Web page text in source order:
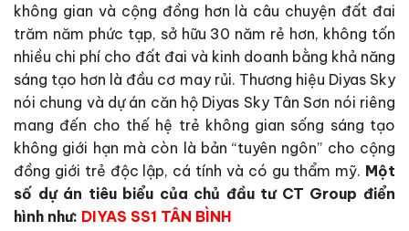
không gian và cộng đồng hơn là câu chuyện đất đai
trăm năm phức tạp, sở hữu 30 năm rẻ hơn, không tốn
nhiều chi phí cho đất đai và kinh doanh bằng khả năng
sáng tạo hơn là đầu cơ may rủi. Thương hiệu Diyas Sky
nói chung và dự án căn hộ Diyas Sky Tân Sơn nói riêng
mang đến cho thế hệ trẻ không gian sống sáng tạo
không giới hạn mà còn là bản “tuyên ngôn” cho cộng
đồng giới trẻ độc lập, cá tính và có gu thẩm mỹ. Một
số dự án tiêu biểu của chủ đầu tư CT Group điển
hình như: DIYAS SS1 TÂN BÌNH